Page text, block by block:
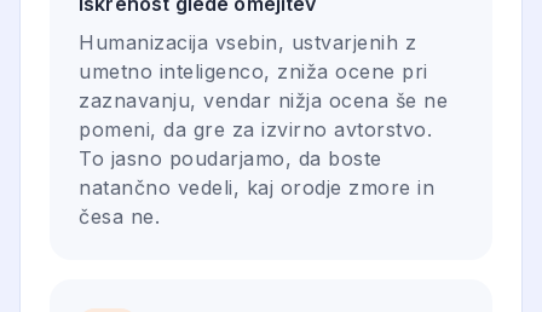
Humanizacija vsebin, ustvarjenih z
umetno inteligenco, zniža ocene pri
zaznavanju, vendar nižja ocena še ne
pomeni, da gre za izvirno avtorstvo.
To jasno poudarjamo, da boste
natančno vedeli, kaj orodje zmore in
česa ne.